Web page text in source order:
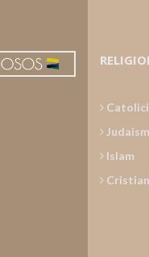
Islam